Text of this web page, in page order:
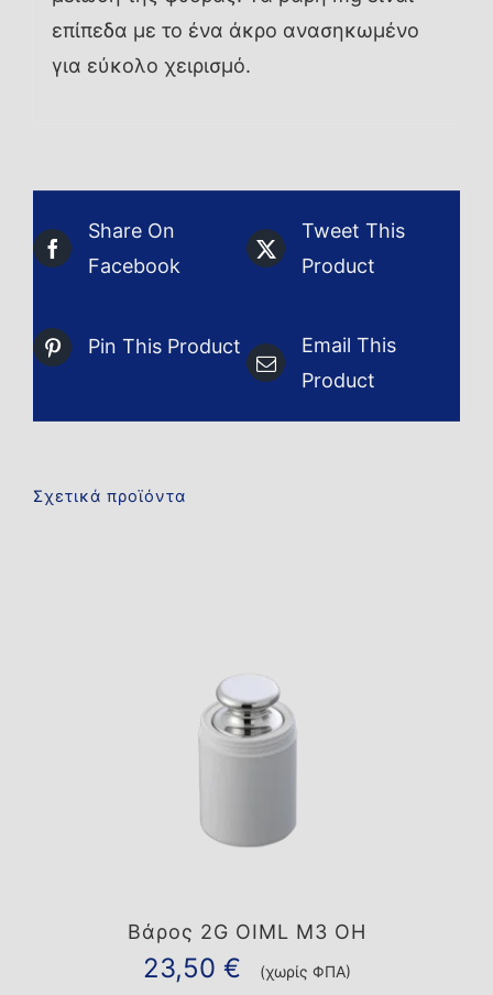
επίπεδα με το ένα άκρο ανασηκωμένο
για εύκολο χειρισμό.
Share On
Facebook
Tweet This
Product
Pin This Product
Email This
Product
Σχετικά προϊόντα
Βάρος 2G OIML M3 OH
23,50 € (χωρίς ΦΠΑ)